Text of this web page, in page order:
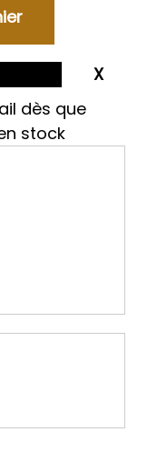
dès que
stock